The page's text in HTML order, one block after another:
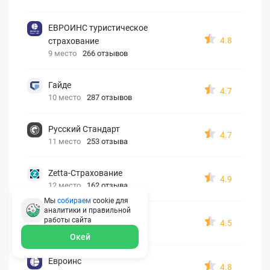
ЕВРОИНС туристическое
страхование
9 место 266 отзывов
4.8
Гайде
10 место 287 отзывов
4.7
Русский Стандарт
11 место 253 отзыва
4.7
Zetta-Страхование
12 место 162 отзыва
4.9
СберСтрахование
4.5
Евроинс
4.8
Мы собираем cookie для
аналитики и правильной
работы сайта
Окей